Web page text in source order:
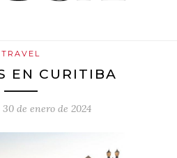
TRAVEL
EN CURITIBA
30 de enero de 2024